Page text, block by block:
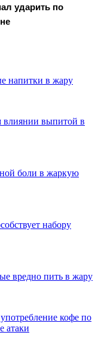
ударить по
напитки в жару
влиянии выпитой в
боли в жаркую
набору
вредно пить в жару
кофе по
атаки